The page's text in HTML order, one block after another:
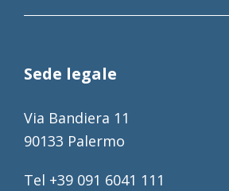
Sede legale
Via Bandiera 11
90133 Palermo
Tel +39 091 6041 111